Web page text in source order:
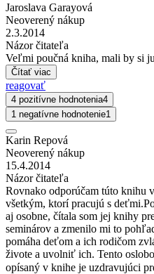
Jaroslava Garayová
Neoverený nákup
2.3.2014
Názor čitateľa
Veľmi poučná kniha, mali by si
Čítať viac
reagovať
4 pozitívne hodnotenia4
1 negatívne hodnotenie1
Karin Repová
Neoverený nákup
15.4.2014
Názor čitateľa
Rovnako odporúčam túto knihu
všetkým, ktorí pracujú s
aj osobne, čítala som jej knihy
seminárov a zmenilo mi to
pomáha deťom a ich rodičom
živote a uvolniť ich. Tento
opísaný v knihe je uzdravujúci